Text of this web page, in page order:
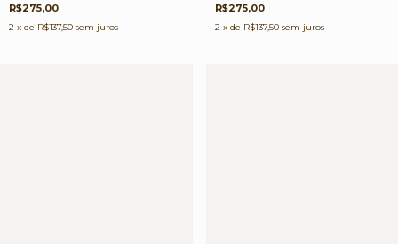
R$275,00
2 x de R$137,50 sem juros
R$275,00
2 x de R$137,50 sem juros